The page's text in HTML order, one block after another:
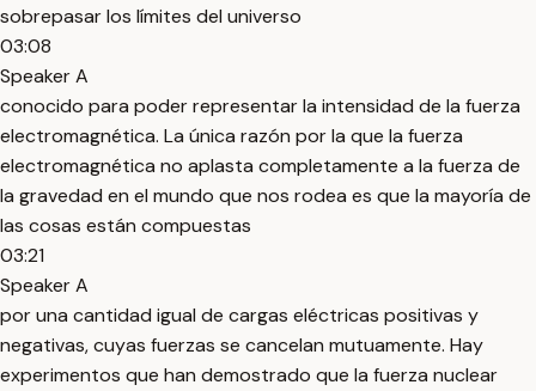
sobrepasar los límites del universo
03:08
Speaker A
conocido para poder representar la intensidad de la fuerza
electromagnética. La única razón por la que la fuerza
electromagnética no aplasta completamente a la fuerza de
la gravedad en el mundo que nos rodea es que la mayoría de
las cosas están compuestas
03:21
Speaker A
por una cantidad igual de cargas eléctricas positivas y
negativas, cuyas fuerzas se cancelan mutuamente. Hay
experimentos que han demostrado que la fuerza nuclear